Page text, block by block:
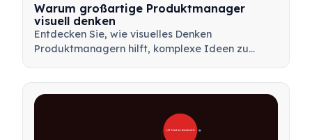
Warum großartige Produktmanager
visuell denken
Entdecken Sie, wie visuelles Denken
Produktmanagern hilft, komplexe Ideen zu
Mindmaps und Produktbäumen abzustimmen.
🚀 KI-Transformationsbereiche